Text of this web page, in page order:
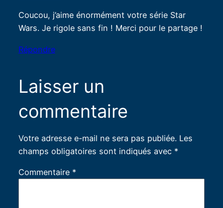
Coucou, j’aime énormément votre série Star
Wars. Je rigole sans fin ! Merci pour le partage !
Répondre
Laisser un
commentaire
Votre adresse e-mail ne sera pas publiée. Les
champs obligatoires sont indiqués avec *
Commentaire *